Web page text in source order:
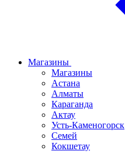
Магазины
Магазины
Астана
Алматы
Караганда
Актау
Усть-Каменогорск
Семей
Кокшетау